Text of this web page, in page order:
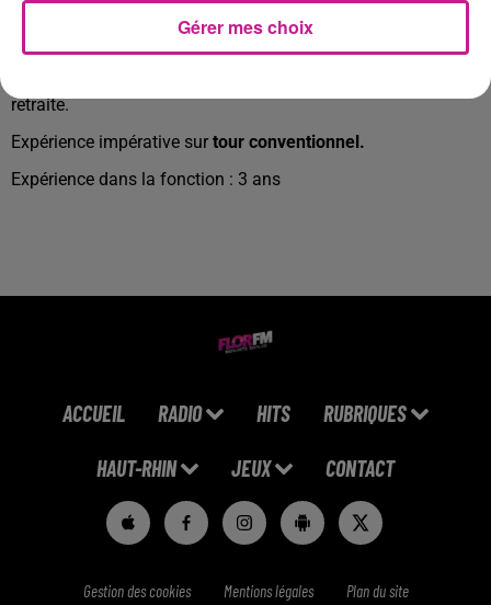
Entrée en fonction dès que possible : Le poste est en
retraite.
Expérience impérative sur tour conventionnel.
Expérience dans la fonction : 3 ans
ACCUEIL RADIO HITS RUBRIQUES
HAUT-RHIN JEUX CONTACT
Gestion des cookies Mentions légales Plan du site
Gérer mes choix